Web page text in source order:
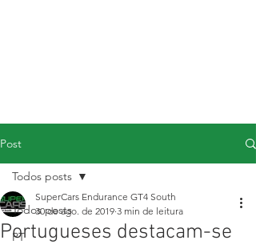
Post
Todos posts
PT
Todos posts
Portugueses destacam-se
SuperCars Endurance GT4 South
30 de ago. de 2019 3 min de leitura